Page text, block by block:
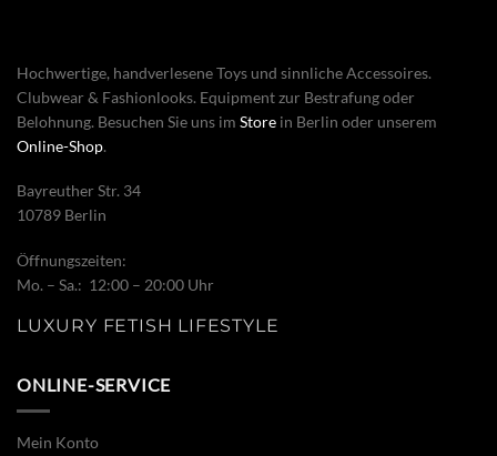
Hochwertige, handverlesene Toys und sinnliche Accessoires.
Clubwear & Fashionlooks. Equipment zur Bestrafung oder
Belohnung. Besuchen Sie uns im Store in Berlin oder unserem
Online-Shop.
Bayreuther Str. 34
10789 Berlin
Öffnungszeiten:
Mo. – Sa.: 12:00 – 20:00 Uhr
LUXURY FETISH LIFESTYLE
ONLINE-SERVICE
Mein Konto